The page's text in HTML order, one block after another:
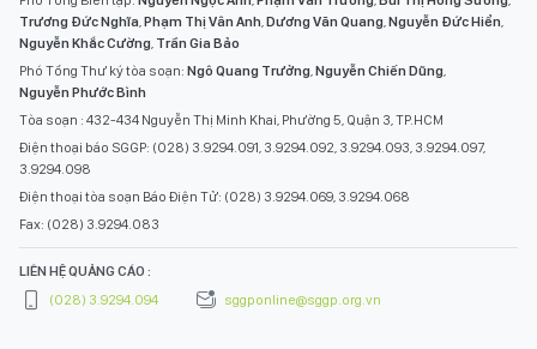
Trương Đức Nghĩa,Phạm Thị Vân Anh,Dương Văn Quang,Nguyễn Đức Hiển,
Nguyễn Khắc Cường, Trần Gia Bảo
Phó Tổng Thư ký tòa soạn: Ngô Quang Trưởng,Nguyễn Chiến Dũng,
Nguyễn Phước Bình
Tòa soạn : 432-434 Nguyễn Thị Minh Khai, Phường 5, Quận 3, TP.HCM
Điện thoại báo SGGP: (028) 3.9294.091, 3.9294.092, 3.9294.093, 3.9294.097,
3.9294.098
Điện thoại tòa soạn Báo Điện Tử: (028) 3.9294.069, 3.9294.068
Fax: (028) 3.9294.083
LIÊN HỆ QUẢNG CÁO :
(028) 3.9294.094
sggponline@sggp.org.vn